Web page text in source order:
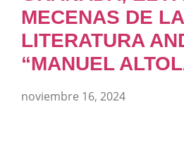
MECENAS DE LA
LITERATURA
“MANUEL
noviembre 16, 2024